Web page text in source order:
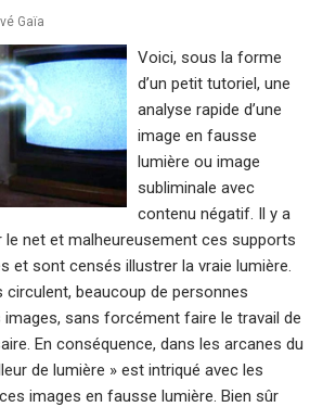
Gaïa
Voici, sous la forme
d’un petit tutoriel, une
analyse rapide d’une
image en fausse
lumière ou image
subliminale avec
contenu négatif. Il y a
net et malheureusement ces supports
et sont censés illustrer la vraie lumière.
beaucoup de personnes
images, sans forcément faire le travail de
En conséquence, dans les arcanes du
de lumière » est intriqué avec les
images en fausse lumière. Bien sûr